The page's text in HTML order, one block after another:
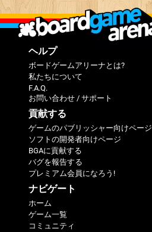
ヘルプ
ボードゲームアリーナとは?
私たちについて
F.A.Q.
お問い合わせ / サポート
貢献する
ゲームのパブリッシャー向けページ
ソフトの開発者向けページ
BGAに貢献する
バグを報告する
プレミアム会員になろう!
ナビゲート
ホーム
ゲーム一覧
コミュニティ